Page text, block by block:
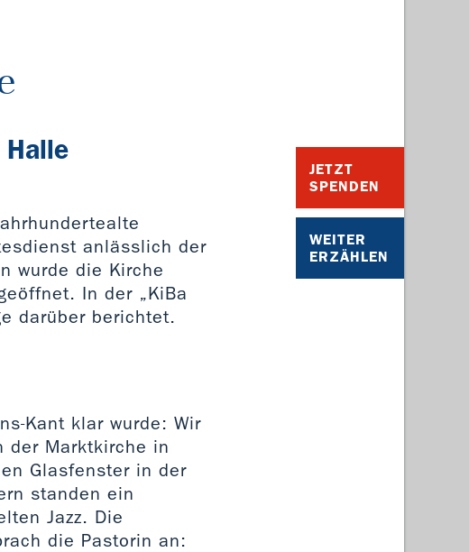
JETZT
SPENDEN
WEITER
ERZÄHLEN
Halle
anlässlich der
wurde die Kirche
In der „KiBa
darüber berichtet.
Kant klar wurde: Wir
der Marktkirche in
Glasfenster in der
standen ein
Jazz. Die
die Pastorin an: